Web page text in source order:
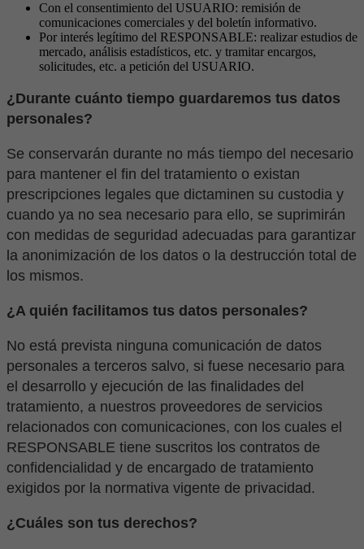
Con el consentimiento del USUARIO: remisión de
comunicaciones comerciales y del boletín informativo.
Por interés legítimo del RESPONSABLE: realizar estudios de
mercado, análisis estadísticos, etc. y tramitar encargos,
solicitudes, etc. a petición del USUARIO.
¿Durante cuánto tiempo guardaremos tus datos
personales?
Se conservarán durante no más tiempo del necesario
para mantener el fin del tratamiento o existan
prescripciones legales que dictaminen su custodia y
cuando ya no sea necesario para ello, se suprimirán
con medidas de seguridad adecuadas para garantizar
la anonimización de los datos o la destrucción total de
los mismos.
¿A quién facilitamos tus datos personales?
No está prevista ninguna comunicación de datos
personales a terceros salvo, si fuese necesario para
el desarrollo y ejecución de las finalidades del
tratamiento, a nuestros proveedores de servicios
relacionados con comunicaciones, con los cuales el
RESPONSABLE tiene suscritos los contratos de
confidencialidad y de encargado de tratamiento
exigidos por la normativa vigente de privacidad.
¿Cuáles son tus derechos?